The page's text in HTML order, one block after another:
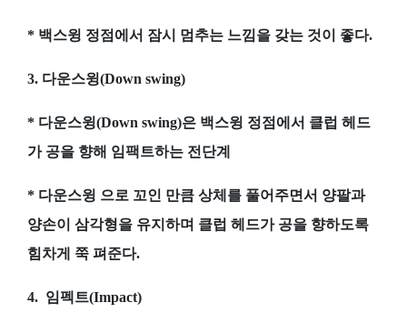
* 백스윙 정점에서 잠시 멈추는 느낌을 갖는 것이 좋다.
3. 다운스윙(Down swing)
* 다운스윙(Down swing)은 백스윙 정점에서 클럽 헤드
가 공을 향해 임팩트하는 전단계
* 다운스윙 으로 꼬인 만큼 상체를 풀어주면서 양팔과
양손이 삼각형을 유지하며 클럽 헤드가 공을 향하도록
힘차게 쭉 펴준다.
4. 임펙트(Impact)